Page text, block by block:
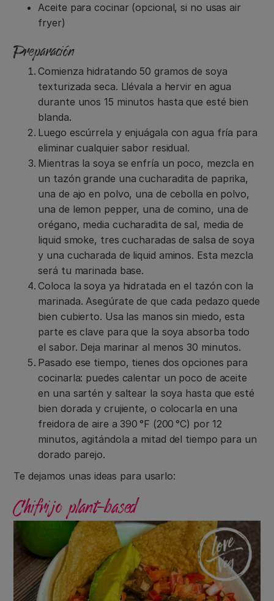
Aceite para cocinar (opcional, si no usas air
fryer)
Preparación
Comienza hidratando 50 gramos de soya
texturizada seca. Llévala a hervir en agua
durante unos 15 minutos hasta que esté bien
blanda.
Luego escúrrela y enjuágala con agua fría para
eliminar cualquier sabor residual.
Mientras la soya se enfría un poco, mezcla en
un tazón grande una cucharadita de paprika,
una de ajo en polvo, una de cebolla en polvo,
una de lemon pepper, una de comino, una de
orégano, media cucharadita de sal, media de
liquid smoke, tres cucharadas de salsa de soya
y una cucharada de liquid aminos. Esta mezcla
será tu marinada base.
Coloca la soya ya hidratada en el tazón con la
marinada. Asegúrate de que cada pedazo quede
bien cubierto. Usa las manos sin miedo, esta
parte es clave para que la soya absorba todo
el sabor. Deja marinar al menos 30 minutos.
Pasado ese tiempo, tienes dos opciones para
cocinarla: puedes calentar un poco de aceite
en una sartén y saltear la soya hasta que esté
bien dorada y crujiente, o colocarla en una
freidora de aire a 390 °F (200 °C) por 12
minutos, agitándola a mitad del tiempo para un
dorado parejo.
Te dejamos unas ideas para usarlo:
Chifrijo plant-based